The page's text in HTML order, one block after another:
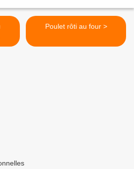
Poulet rôti au four >